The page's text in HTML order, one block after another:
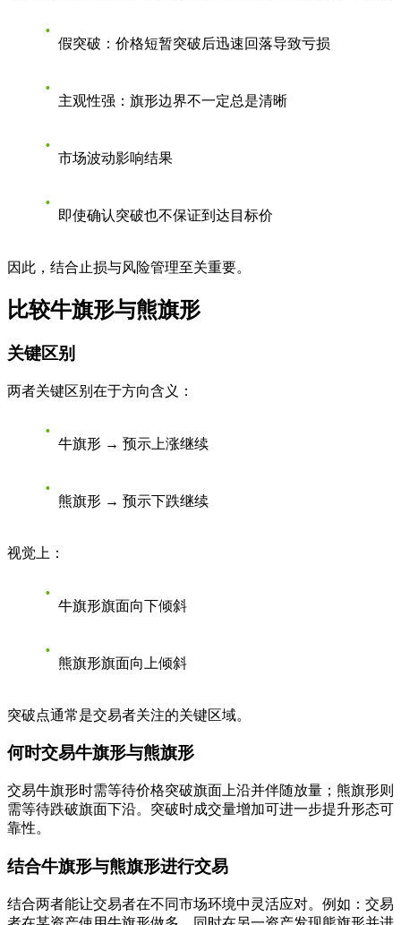
假突破 ：价格短暂突破后迅速回落导致亏损
主观性强 ：旗形边界不一定总是清晰
市场波动影响结果
即使确认突破也不保证到达目标价
因此，结合止损与风险管理至关重要。
比较牛旗形与熊旗形
关键区别
两者关键区别在于方向含义：
牛旗形 → 预示上涨继续
熊旗形 → 预示下跌继续
视觉上：
牛旗形旗面向下倾斜
熊旗形旗面向上倾斜
突破点通常是交易者关注的关键区域。
何时交易牛旗形与熊旗形
交易牛旗形时需等待价格突破旗面上沿并伴随放量；熊旗形则
需等待跌破旗面下沿。突破时成交量增加可进一步提升形态可
靠性。
结合牛旗形与熊旗形进行交易
结合两者能让交易者在不同市场环境中灵活应对。例如：交易